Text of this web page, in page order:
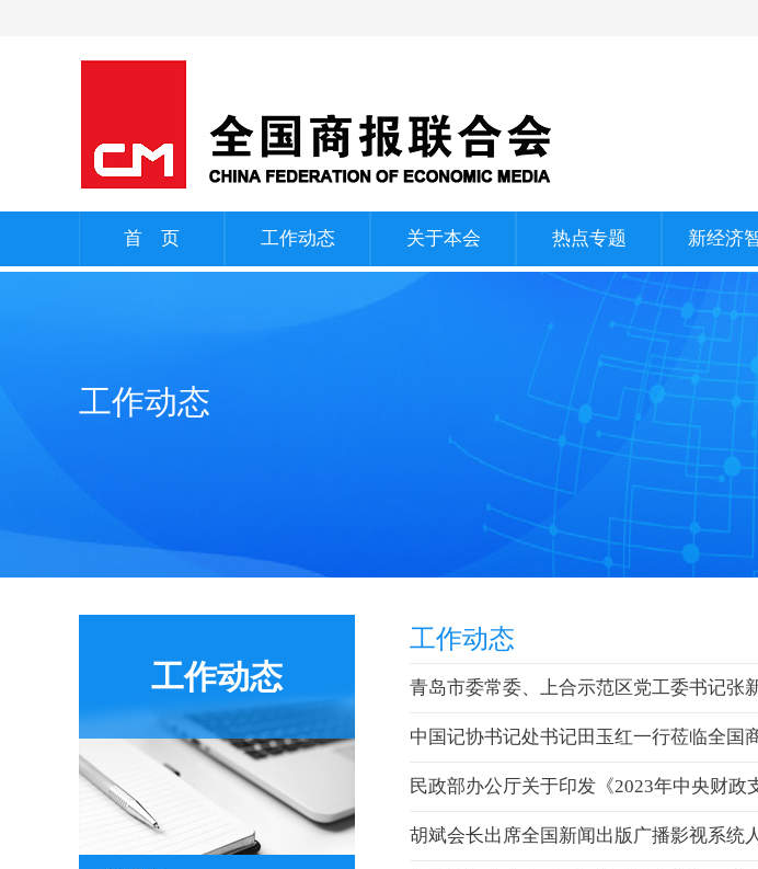
首 页 工作动态 关于本会 热点专题 新经济
工作动态
工作动态
工作动态
青岛市委常委、上合示范区党工委书记张
中国记协书记处书记田玉红一行莅临全国
民政部办公厅关于印发《2023年中央财
胡斌会长出席全国新闻出版广播影视系统